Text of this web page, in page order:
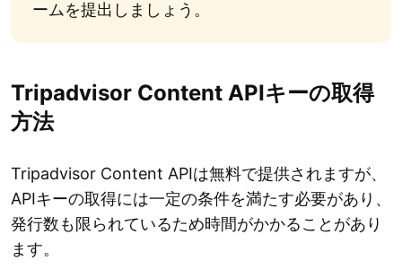
ームを提出しましょう。
Tripadvisor Content APIキーの取得
方法
Tripadvisor Content APIは無料で提供されますが、
APIキーの取得には一定の条件を満たす必要があり、
発行数も限られているため時間がかかることがあり
ます。